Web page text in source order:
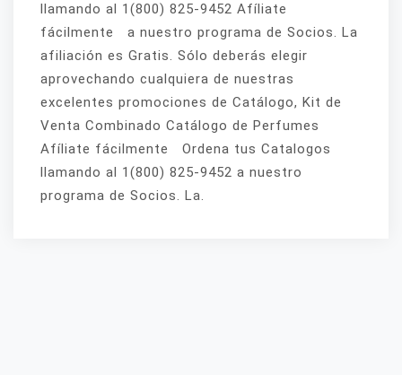
llamando al 1(800) 825-9452 Afíliate
fácilmente a nuestro programa de Socios. La
afiliación es Gratis. Sólo deberás elegir
aprovechando cualquiera de nuestras
excelentes promociones de Catálogo, Kit de
Venta Combinado Catálogo de Perfumes
Afíliate fácilmente Ordena tus Catalogos
llamando al 1(800) 825-9452 a nuestro
programa de Socios. La.